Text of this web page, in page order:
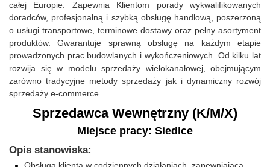
całej Europie. Zapewnia Klientom porady wykwalifikowanych
doradców, profesjonalną i szybką obsługę handlową, poszerzoną
o usługi transportowe, terminowe dostawy oraz pełny asortyment
produktów. Gwarantuje sprawną obsługę na każdym etapie
prowadzonych prac budowlanych i wykończeniowych. Od kilku lat
rozwija się w modelu sprzedaży wielokanałowej, obejmującym
zarówno tradycyjne metody sprzedaży jak i dynamiczny rozwój
sprzedaży e-commerce.
Sprzedawca Wewnętrzny (K/M/X)
Miejsce pracy: Siedlce
Opis stanowiska: